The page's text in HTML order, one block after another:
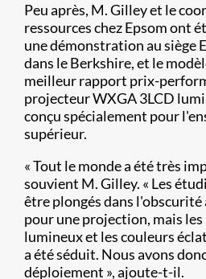
Peu après, M. Gilley et le
ressources chez Epsom ont
une démonstration au siège
dans le Berkshire, et le
meilleur rapport prix-
projecteur WXGA 3LCD
conçu spécialement pour
supérieur.
« Tout le monde a été très
souvient M. Gilley. « Les
être plongés dans
pour une projection, mais
lumineux et les couleurs
a été séduit. Nous avons
déploiement », ajoute-t-il.